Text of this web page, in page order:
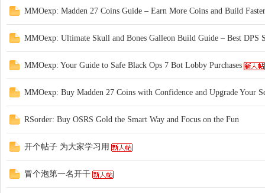
MMOexp: Madden 27 Coins Guide – Earn More Coins and Build Faster
MMOexp: Ultimate Skull and Bones Galleon Build Guide – Best DPS
MMOexp: Your Guide to Safe Black Ops 7 Bot Lobby Purchases
MMOexp: Buy Madden 27 Coins with Confidence and Upgrade Your
RSorder: Buy OSRS Gold the Smart Way and Focus on the Fun
开个帖子 为大家学习用
冒个泡第一名开干